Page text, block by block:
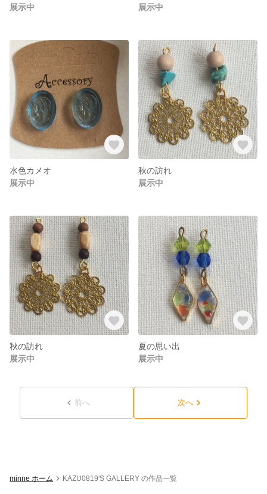
展示中
展示中
水色カメオ
展示中
秋の訪れ
展示中
秋の訪れ
展示中
夏の思い出
展示中
前へ 次へ
minne ホーム KAZU0819'S GALLERY の作品一覧